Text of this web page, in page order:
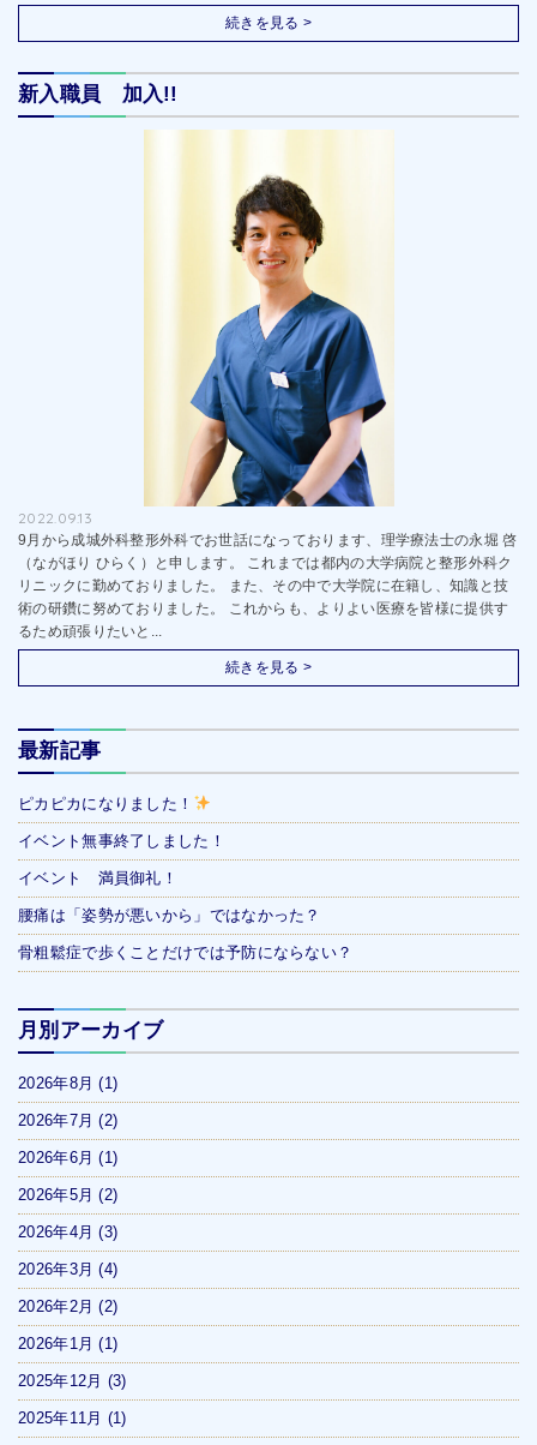
続きを見る >
新入職員 加入!!
2022.09.13
9月から成城外科整形外科でお世話になっております、理学療法士の永堀 啓
（ながほり ひらく）と申します。 これまでは都内の大学病院と整形外科ク
リニックに勤めておりました。 また、その中で大学院に在籍し、知識と技
術の研鑽に努めておりました。 これからも、よりよい医療を皆様に提供す
るため頑張りたいと...
続きを見る >
最新記事
ピカピカになりました！
イベント無事終了しました！
イベント 満員御礼！
腰痛は「姿勢が悪いから」ではなかった？
骨粗鬆症で歩くことだけでは予防にならない？
月別アーカイブ
2026年8月(1)
2026年7月(2)
2026年6月(1)
2026年5月(2)
2026年4月(3)
2026年3月(4)
2026年2月(2)
2026年1月(1)
2025年12月 (3)
2025年11月 (1)